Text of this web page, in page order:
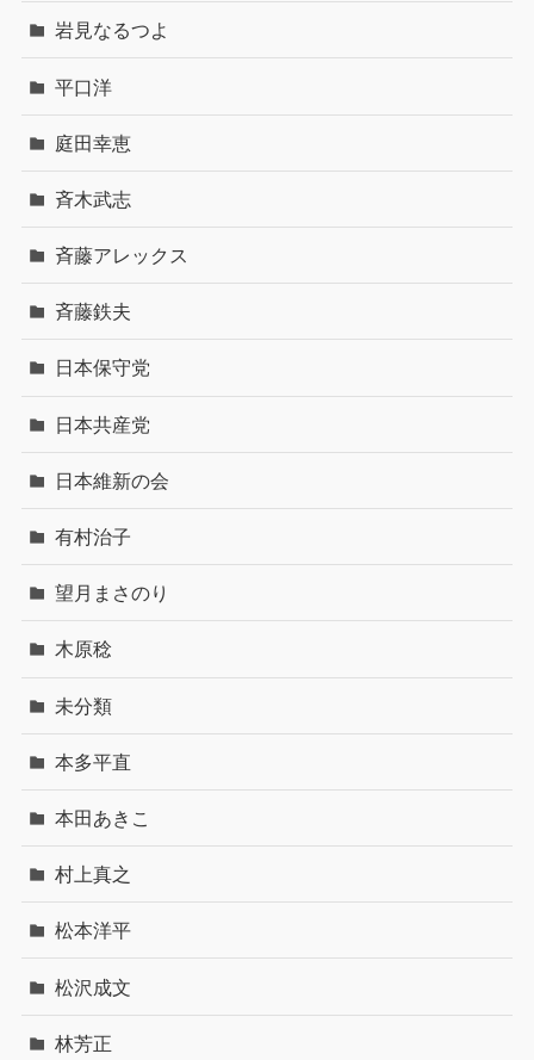
岩見なるつよ
平口洋
庭田幸恵
斉木武志
斉藤アレックス
斉藤鉄夫
日本保守党
日本共産党
日本維新の会
有村治子
望月まさのり
木原稔
未分類
本多平直
本田あきこ
村上真之
松本洋平
松沢成文
林芳正